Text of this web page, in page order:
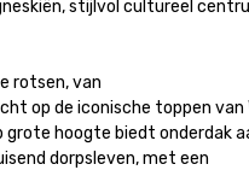
stijlvol cultureel
rotsen, van
op de iconische toppen van
grote hoogte biedt onderdak
dorpsleven, met een